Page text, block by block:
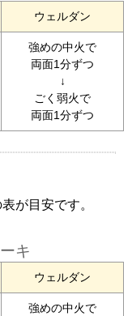
ウェルダン
強めの中火で
両面1分ずつ
↓
ごく弱火で
両面1分ずつ
が目安です。
キ
ウェルダン
強めの中火で